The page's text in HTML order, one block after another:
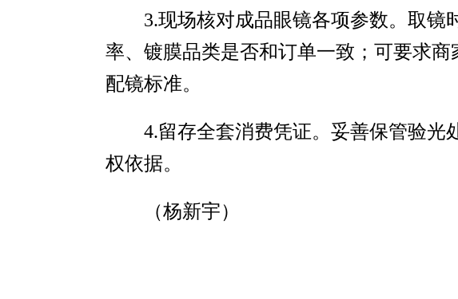
3.现场核对成品眼镜各项参数。取
率、镀膜品类是否和订单一致；可要求
配镜标准。
4.留存全套消费凭证。妥善保管验光
权依据。
（杨新宇）